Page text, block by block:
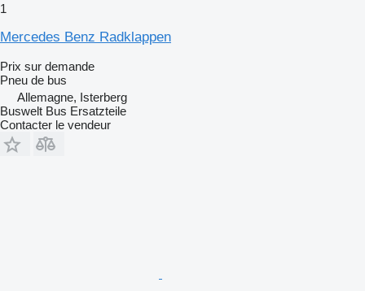
1
Mercedes Benz Radklappen
Prix sur demande
Pneu de bus
Allemagne, Isterberg
Buswelt Bus Ersatzteile
Contacter le vendeur